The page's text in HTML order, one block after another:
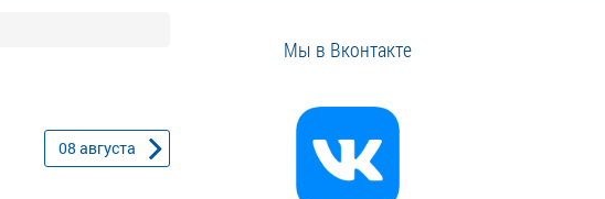
08 августа
Мы в Вконтакте